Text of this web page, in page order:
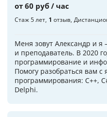
от 60 руб / час
Стаж 5 лет 1 отзыв
Меня зовут Александр и я
и преподаватель. В 2020
программирование и
Помогу разобраться вам с
программирования: С++,
Delphi.